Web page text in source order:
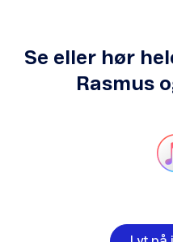
Se eller hør
Rasmus